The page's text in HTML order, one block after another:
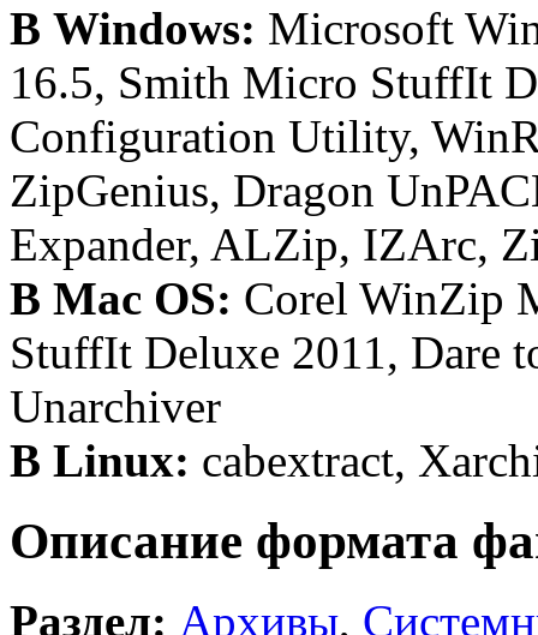
В Windows: Microsoft
16.5, Smith Micro StuffIt
Configuration Utility,
ZipGenius, Dragon
Expander, ALZip, IZArc,
В Mac OS: Corel WinZip
StuffIt Deluxe 2011, Dare
Unarchiver
В Linux: cabextract,
Описание формата
Раздел: Архивы,